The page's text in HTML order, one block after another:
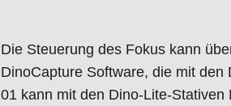
Die Steuerung des Fokus kann
DinoCapture Software, die mit
01 kann mit den Dino-Lite-